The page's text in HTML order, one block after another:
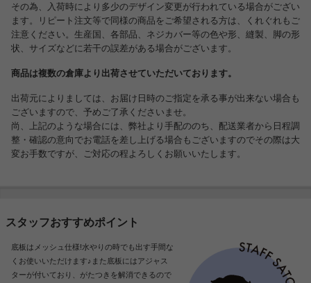
その為、入荷時により多少のデザイン変更が行われている場合がござい
ます。リピート注文等で同様の商品をご希望される方は、くれぐれもご
注意ください。生産国、各部品、ネジカバー等の色や形、縫製、脚の形
状、サイズなどに若干の誤差がある場合がございます。
商品は複数の倉庫より出荷させていただいております。
出荷元によりましては、お届け日時のご指定を承る事が出来ない場合も
ございますので、予めご了承くださいませ。
尚、上記のような場合には、弊社より手配ののち、配送業者から日程調
整・確認の意向でお電話を差し上げる場合もございますのでその際は大
変お手数ですが、ご対応の程よろしくお願いいたします。
スタッフおすすめポイント
底板はメッシュ仕様!水やりの時でも出す手間な
くお使いいただけます♪また底板にはアジャス
ターが付いており、がたつきを解消できるので